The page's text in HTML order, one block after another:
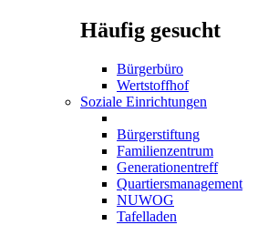
Häufig gesucht
Bürgerbüro
Wertstoffhof
Soziale Einrichtungen
Bürgerstiftung
Familienzentrum
Generationentreff
Quartiersmanagement
NUWOG
Tafelladen